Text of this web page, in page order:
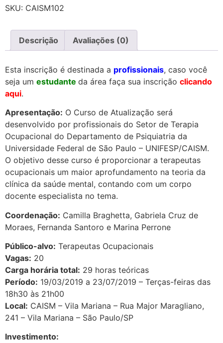
SKU: CAISM102
Descrição Avaliações (0)
Esta inscrição é destinada a profissionais, caso você
seja um estudante da área faça sua inscrição clicando
aqui.
Apresentação: O Curso de Atualização será
desenvolvido por profissionais do Setor de Terapia
Ocupacional do Departamento de Psiquiatria da
Universidade Federal de São Paulo – UNIFESP/CAISM.
O objetivo desse curso é proporcionar a terapeutas
ocupacionais um maior aprofundamento na teoria da
clínica da saúde mental, contando com um corpo
docente especialista no tema.
Coordenação: Camilla Braghetta, Gabriela Cruz de
Moraes, Fernanda Santoro e Marina Perrone
Público-alvo: Terapeutas Ocupacionais
Vagas: 20
Carga horária total: 29 horas teóricas
Período: 19/03/2019 a 23/07/2019 – Terças-feiras das
18h30 às 21h00
Local: CAISM – Vila Mariana – Rua Major Maragliano,
241 – Vila Mariana – São Paulo/SP
Investimento: